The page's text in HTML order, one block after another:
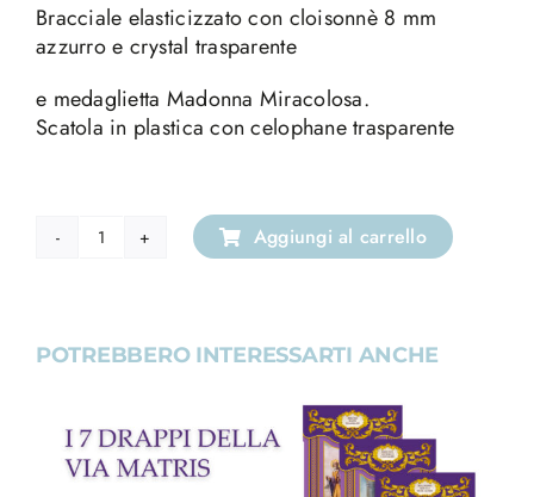
Bracciale elasticizzato con cloisonnè 8 mm
azzurro e crystal trasparente
e medaglietta Madonna Miracolosa.
Scatola in plastica con celophane trasparente
Bracciale
trasparente
cloisonnè
azzurro
quantità
Aggiungi al carrello
POTREBBERO INTERESSARTI ANCHE